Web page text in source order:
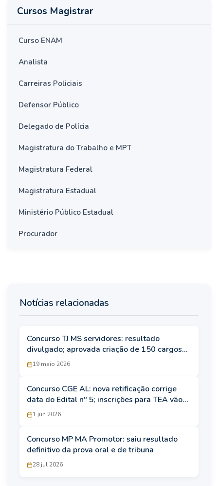
Cursos Magistrar
Curso ENAM
Analista
Carreiras Policiais
Defensor Público
Delegado de Polícia
Magistratura do Trabalho e MPT
Magistratura Federal
Magistratura Estadual
Ministério Público Estadual
Procurador
Notícias relacionadas
Concurso TJ MS servidores: resultado
divulgado; aprovada criação de 150 cargos
de Analista Judiciário
19 maio 2026
Concurso CGE AL: nova retificação corrige
data do Edital nº 5; inscrições para TEA vão
até 5 de junho
1 jun 2026
Concurso MP MA Promotor: saiu resultado
definitivo da prova oral e de tribuna
28 jul 2026